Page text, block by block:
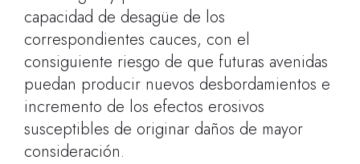
capacidad de desagüe de los
correspondientes cauces, con el
consiguiente riesgo de que futuras avenidas
puedan producir nuevos desbordamientos e
incremento de los efectos erosivos
susceptibles de originar daños de mayor
consideración.